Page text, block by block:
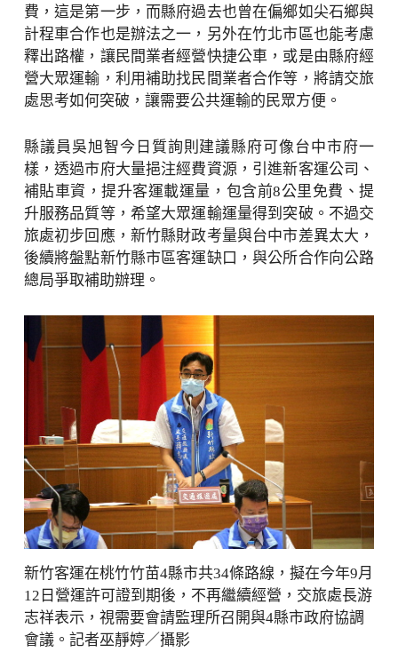
費，這是第一步，而縣府過去也曾在偏鄉如尖石鄉與
計程車合作也是辦法之一，另外在竹北市區也能考慮
釋出路權，讓民間業者經營快捷公車，或是由縣府經
營大眾運輸，利用補助找民間業者合作等，將請交旅
處思考如何突破，讓需要公共運輸的民眾方便。
縣議員吳旭智今日質詢則建議縣府可像台中市府一
樣，透過市府大量挹注經費資源，引進新客運公司、
補貼車資，提升客運載運量，包含前8公里免費、提
升服務品質等，希望大眾運輸運量得到突破。不過交
旅處初步回應，新竹縣財政考量與台中市差異太大，
後續將盤點新竹縣市區客運缺口，與公所合作向公路
總局爭取補助辦理。
新竹客運在桃竹竹苗4縣市共34條路線，擬在今年9月
12日營運許可證到期後，不再繼續經營，交旅處長游
志祥表示，視需要會請監理所召開與4縣市政府協調
會議。記者巫靜婷／攝影